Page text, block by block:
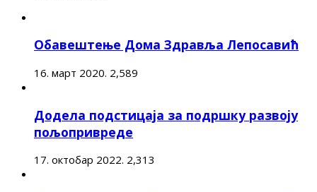
Обавештење Дома Здравља Лепосавић
16. март 2020. 2,589
Додела подстицаја за подршку развоју
пољопривреде
17. октобар 2022. 2,313